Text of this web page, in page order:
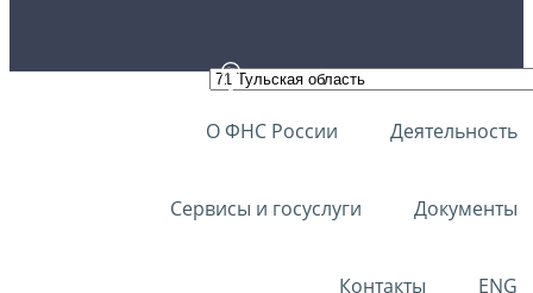
О ФНС России Деятельность
Сервисы и госуслуги Документы
Контакты ENG